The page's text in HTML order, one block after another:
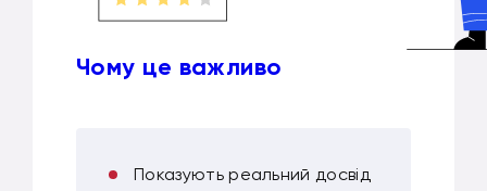
Чому це важливо
Показують реальний досвід